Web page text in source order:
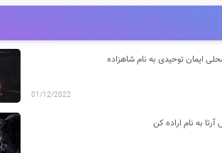
ایمان توحیدی به نام شاهزاده
01/12/2022
به نام اراده کن